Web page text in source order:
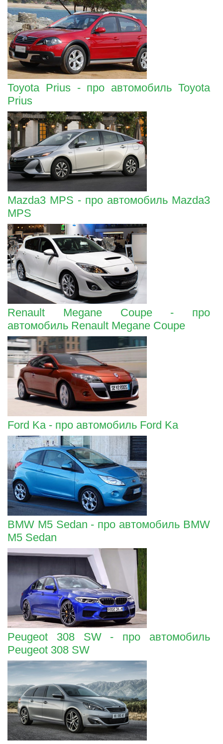
Toyota Prius - про автомобиль Toyota
Prius
Mazda3 MPS - про автомобиль Mazda3
MPS
Renault Megane Coupe - про
автомобиль Renault Megane Coupe
Ford Ka - про автомобиль Ford Ka
BMW M5 Sedan - про автомобиль BMW
M5 Sedan
Peugeot 308 SW - про автомобиль
Peugeot 308 SW